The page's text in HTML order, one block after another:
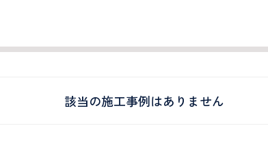
該当の施工事例はありません